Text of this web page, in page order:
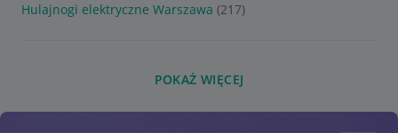
Hulajnogi elektryczne Warszawa (217)
POKAŻ WIĘCEJ